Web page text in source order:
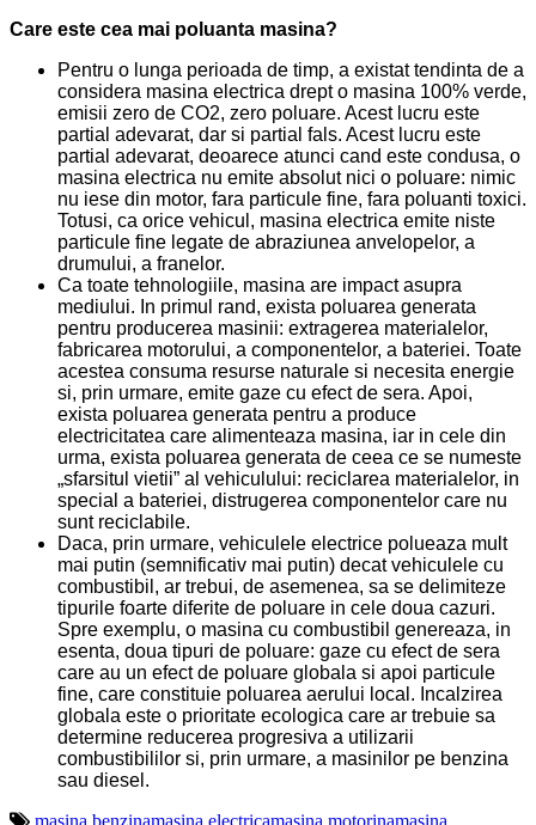
Care este cea mai poluanta masina?
Pentru o lunga perioada de timp, a existat tendinta de a
considera masina electrica drept o masina 100% verde,
emisii zero de CO2, zero poluare. Acest lucru este
partial adevarat, dar si partial fals. Acest lucru este
partial adevarat, deoarece atunci cand este condusa, o
masina electrica nu emite absolut nici o poluare: nimic
nu iese din motor, fara particule fine, fara poluanti toxici.
Totusi, ca orice vehicul, masina electrica emite niste
particule fine legate de abraziunea anvelopelor, a
drumului, a franelor.
Ca toate tehnologiile, masina are impact asupra
mediului. In primul rand, exista poluarea generata
pentru producerea masinii: extragerea materialelor,
fabricarea motorului, a componentelor, a bateriei. Toate
acestea consuma resurse naturale si necesita energie
si, prin urmare, emite gaze cu efect de sera. Apoi,
exista poluarea generata pentru a produce
electricitatea care alimenteaza masina, iar in cele din
urma, exista poluarea generata de ceea ce se numeste
„sfarsitul vietii” al vehiculului: reciclarea materialelor, in
special a bateriei, distrugerea componentelor care nu
sunt reciclabile.
Daca, prin urmare, vehiculele electrice polueaza mult
mai putin (semnificativ mai putin) decat vehiculele cu
combustibil, ar trebui, de asemenea, sa se delimiteze
tipurile foarte diferite de poluare in cele doua cazuri.
Spre exemplu, o masina cu combustibil genereaza, in
esenta, doua tipuri de poluare: gaze cu efect de sera
care au un efect de poluare globala si apoi particule
fine, care constituie poluarea aerului local. Incalzirea
globala este o prioritate ecologica care ar trebuie sa
determine reducerea progresiva a utilizarii
combustibililor si, prin urmare, a masinilor pe benzina
sau diesel.
mașina benzinamasina electricamașina motorinamașina